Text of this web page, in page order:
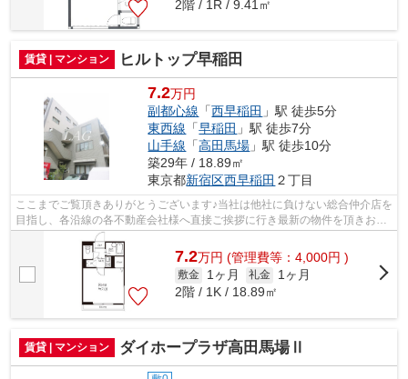
2階 / 1R / 9.41㎡
賃貸 | マンション ヒルトップ早稲田
7.2万円
副都心線 「西早稲田 」駅 徒歩5分
東西線 「早稲田 」駅 徒歩7分
山手線 「高田馬場 」駅 徒歩10分
築29年 / 18.89㎡
東京都新宿区西早稲田 ２丁目
ここまでご覧頂きありがとうございます♪当社は他社に負けない総合仲介店を
目指し、各沿線の各不動産会社様へ直接ご挨拶に行き最新の物件を頂きお客
様へ提供しております！最新の情報は...
7.2万円 (管理費等：4,000円 )
敷金 1ヶ月 礼金
1ヶ月
2階 / 1K / 18.89㎡
賃貸 | マンション ダイホープラザ高田馬場Ⅱ